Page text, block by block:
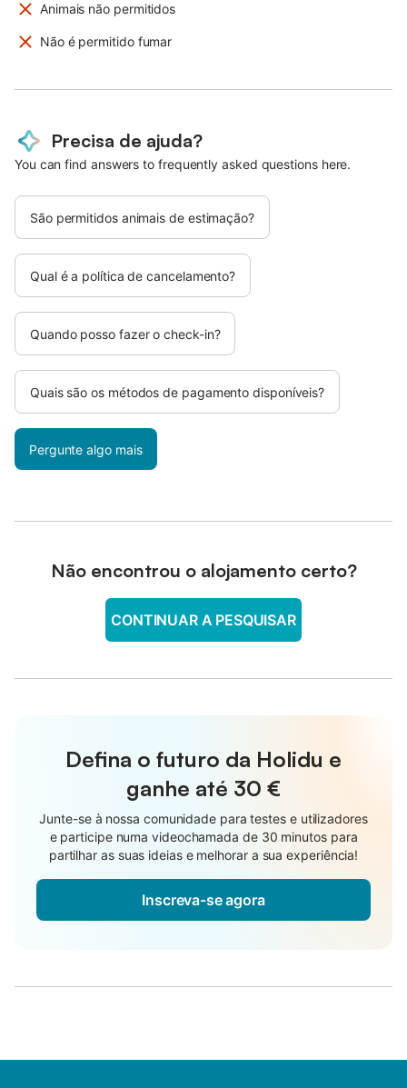
Animais não permitidos
Não é permitido fumar
Precisa de ajuda?
You can find answers to frequently asked questions here.
São permitidos animais de estimação?
Qual é a política de cancelamento?
Quando posso fazer o check-in?
Quais são os métodos de pagamento disponíveis?
Pergunte algo mais
Não encontrou o alojamento certo?
CONTINUAR A PESQUISAR
Defina o futuro da Holidu e
ganhe até 30 €
Junte-se à nossa comunidade para testes e utilizadores
e participe numa videochamada de 30 minutos para
partilhar as suas ideias e melhorar a sua experiência!
Inscreva-se agora